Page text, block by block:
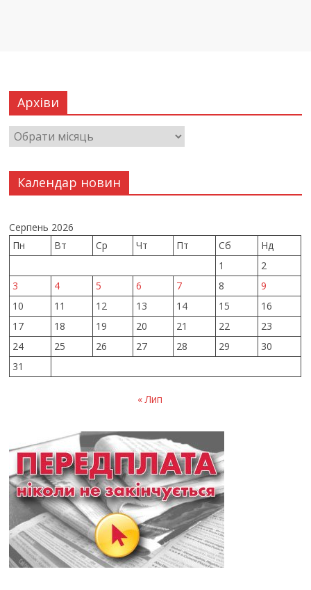
Архіви
Календар новин
Серпень 2026
Пн
Вт Ср Чт Пт Сб
Нд
1
2
3
4 5 6 7 8
9
10
11 12 13 14 15
16
17
18 19 20 21 22
23
24
25 26 27 28 29
30
31
« Лип